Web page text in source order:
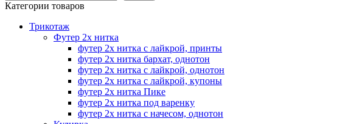
Категории товаров
Трикотаж
Футер 2х нитка
футер 2х нитка с лайкрой, принты
футер 2х нитка бархат, однотон
футер 2х нитка с лайкрой, однотон
футер 2х нитка с лайкрой, купоны
футер 2х нитка Пике
футер 2х нитка под варенку
футер 2х нитка с начесом, однотон